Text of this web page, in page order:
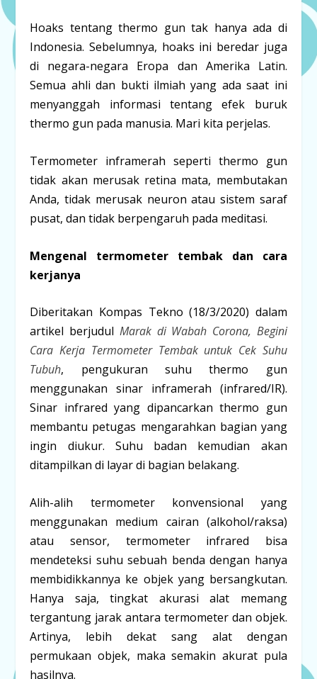
Hoaks tentang thermo gun tak hanya ada di
Indonesia. Sebelumnya, hoaks ini beredar juga
di negara-negara Eropa dan Amerika Latin.
Semua ahli dan bukti ilmiah yang ada saat ini
menyanggah informasi tentang efek buruk
thermo gun pada manusia. Mari kita perjelas.
Termometer inframerah seperti thermo gun
tidak akan merusak retina mata, membutakan
Anda, tidak merusak neuron atau sistem saraf
pusat, dan tidak berpengaruh pada meditasi.
Mengenal termometer tembak dan cara
kerjanya
Diberitakan Kompas Tekno (18/3/2020) dalam
artikel berjudul Marak di Wabah Corona, Begini
Cara Kerja Termometer Tembak untuk Cek Suhu
Tubuh, pengukuran suhu thermo gun
menggunakan sinar inframerah (infrared/IR).
Sinar infrared yang dipancarkan thermo gun
membantu petugas mengarahkan bagian yang
ingin diukur. Suhu badan kemudian akan
ditampilkan di layar di bagian belakang.
Alih-alih termometer konvensional yang
menggunakan medium cairan (alkohol/raksa)
atau sensor, termometer infrared bisa
mendeteksi suhu sebuah benda dengan hanya
membidikkannya ke objek yang bersangkutan.
Hanya saja, tingkat akurasi alat memang
tergantung jarak antara termometer dan objek.
Artinya, lebih dekat sang alat dengan
permukaan objek, maka semakin akurat pula
hasilnya.